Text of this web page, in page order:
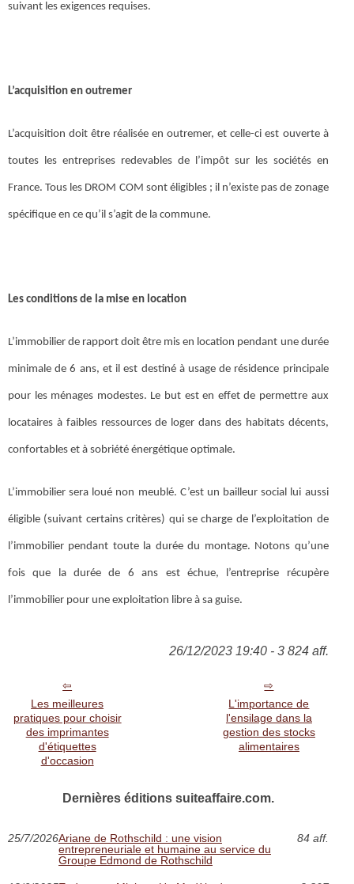
suivant les exigences requises.
L’acquisition en outremer
L’acquisition doit être réalisée en outremer, et celle-ci est ouverte à
toutes les entreprises redevables de l’impôt sur les sociétés en
France. Tous les DROM COM sont éligibles ; il n’existe pas de zonage
spécifique en ce qu’il s’agit de la commune.
Les conditions de la mise en location
L’immobilier de rapport doit être mis en location pendant une durée
minimale de 6 ans, et il est destiné à usage de résidence principale
pour les ménages modestes. Le but est en effet de permettre aux
locataires à faibles ressources de loger dans des habitats décents,
confortables et à sobriété énergétique optimale.
L’immobilier sera loué non meublé. C’est un bailleur social lui aussi
éligible (suivant certains critères) qui se charge de l’exploitation de
l’immobilier pendant toute la durée du montage. Notons qu’une
fois que la durée de 6 ans est échue, l’entreprise récupère
l’immobilier pour une exploitation libre à sa guise.
26/12/2023 19:40 - 3 824 aff.
Les meilleures
pratiques pour choisir
des imprimantes
d'étiquettes
d'occasion
L'importance de
l'ensilage dans la
gestion des stocks
alimentaires
Dernières éditions suiteaffaire.com.
25/7/2026Ariane de Rothschild : une vision
entrepreneuriale et humaine au service du
Groupe Edmond de Rothschild
84 aff.